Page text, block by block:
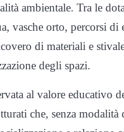
ambientale. Tra le
vasche orto, percorsi
di materiali e
degli spazi.
al valore
che, senza